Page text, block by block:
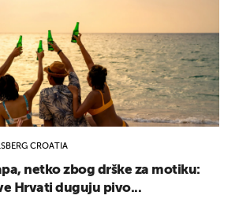
CROATIA
netko zbog drške za motiku:
Hrvati duguju pivo...